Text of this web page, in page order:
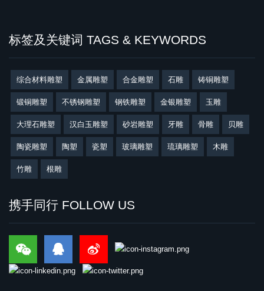
标签及关键词 TAGS & KEYWORDS
综合材料雕塑 金属雕塑 合金雕塑 石雕 铸铜雕塑
锻铜雕塑 不锈钢雕塑 钢铁雕塑 金银雕塑 玉雕
大理石雕塑 汉白玉雕塑 砂岩雕塑 牙雕 骨雕 贝雕
陶瓷雕塑 陶塑 瓷塑 玻璃雕塑 琉璃雕塑 木雕
竹雕 根雕
携手同行 FOLLOW US